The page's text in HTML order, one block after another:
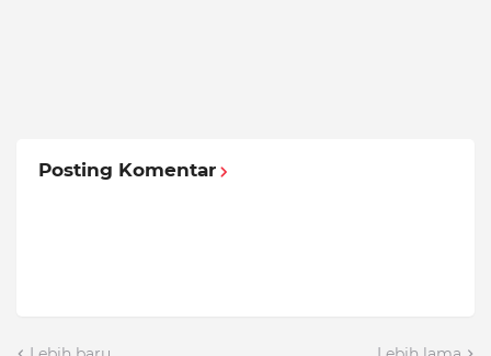
Posting Komentar